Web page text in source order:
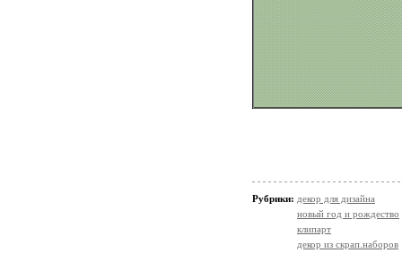
Рубрики: декор для дизайна
новый год и рождество
клипарт
декор из скрап.наборов